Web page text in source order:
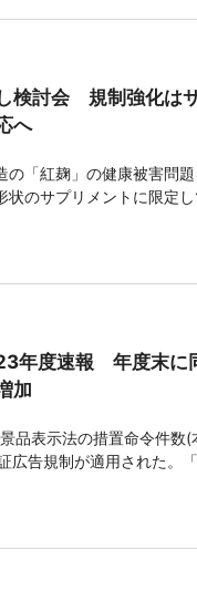
検討会 規制強化は
へ
「紅麹」の健康被害問
状のサプリメントに限定
ルール化、消費者への情
年度速報 年度末に
加
品表示法の措置命令件数(
広告規制が適用された。